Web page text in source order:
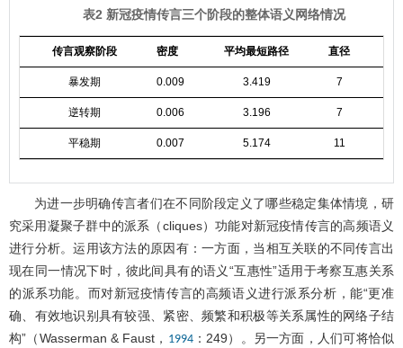
表2 新冠疫情传言三个阶段的整体语义网络情况
传言观察阶段 密度 平均最短路径 直径
暴发期 0.009 3.419 7
逆转期 0.006 3.196 7
平稳期 0.007 5.174 11
为进一步明确传言者们在不同阶段定义了哪些稳定集体情境，研
究采用凝聚子群中的派系（cliques）功能对新冠疫情传言的高频语义
进行分析。运用该方法的原因有：一方面，当相互关联的不同传言出
现在同一情况下时，彼此间具有的语义“互惠性”适用于考察互惠关系
的派系功能。而对新冠疫情传言的高频语义进行派系分析，能“更准
确、有效地识别具有较强、紧密、频繁和积极等关系属性的网络子结
构”（Wasserman & Faust， 1994：249）。另一方面，人们可将恰似